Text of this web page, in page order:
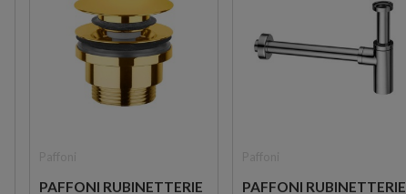
PAFFONI RUBINETTERIE PAFFONI RUBINETTERIE